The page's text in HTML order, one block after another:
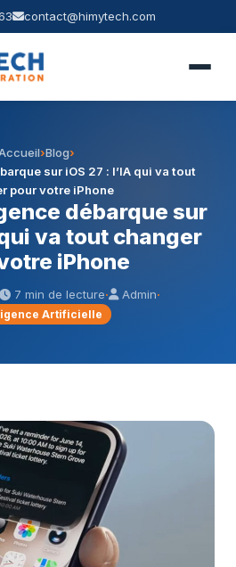
contact@himytech.com
›Blog›
sur iOS 27 : l’IA qui va tout
pour votre iPhone
débarque sur
va tout changer
iPhone
7 min de lecture· Admin·
Artificielle